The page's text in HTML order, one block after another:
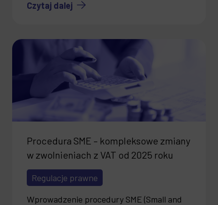
Czytaj dalej
Procedura SME – kompleksowe zmiany
w zwolnieniach z VAT od 2025 roku
Regulacje prawne
Wprowadzenie procedury SME (Small and